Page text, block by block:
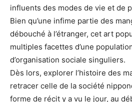
influents des modes de vie et de
Bien qu’une infime partie des
débouché à l’étranger, cet art
multiples facettes d’une
d’organisation sociale singuliers.
Dès lors, explorer l’histoire des
retracer celle de la société
forme de récit y a vu le jour, au